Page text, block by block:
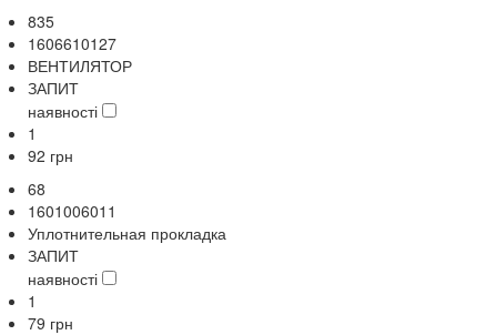
835
1606610127
ВЕНТИЛЯТОР
ЗАПИТ
наявності
1
92 грн
68
1601006011
Уплотнительная прокладка
ЗАПИТ
наявності
1
79 грн